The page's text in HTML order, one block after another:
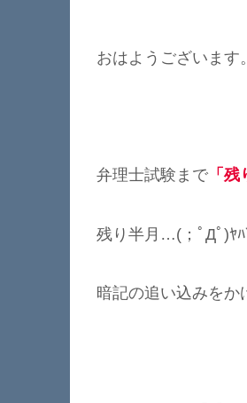
おはようございます。
弁理士試験まで 「残
残り半月…(；ﾟДﾟ)ﾔﾊ
暗記の追い込みをか